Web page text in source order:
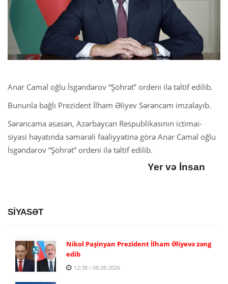
Anar Camal oğlu İsgəndərov “Şöhrət” ordeni ilə təltif edilib.
Bununla bağlı Prezident İlham Əliyev Sərəncam imzalayıb.
Sərəncama əsasən, Azərbaycan Respublikasının ictimai-
siyasi həyatında səmərəli fəaliyyətinə görə Anar Camal oğlu
İsgəndərov “Şöhrət” ordeni ilə təltif edilib.
Yer və İnsan
SİYASƏT
Nikol Paşinyan Prezident İlham Əliyevə zəng
edib
12:38 / 08.08.2026